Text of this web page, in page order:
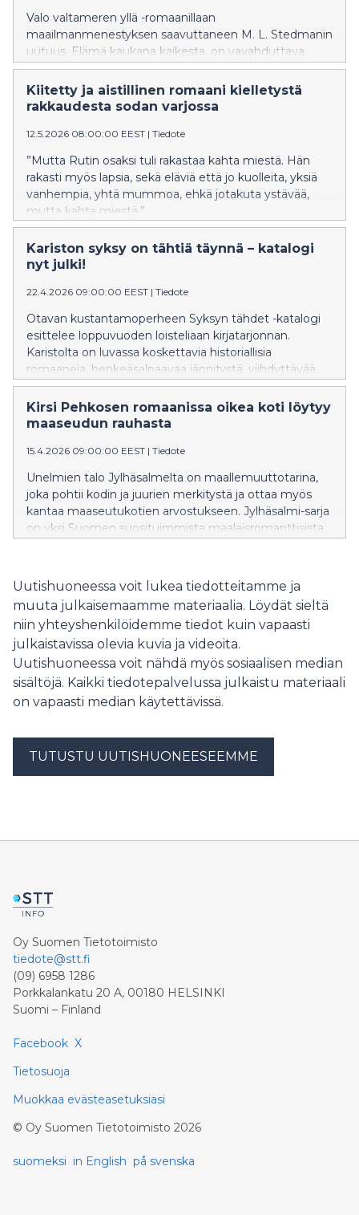
Valo valtameren yllä -romaanillaan
maailmanmenestyksen saavuttaneen M. L. Stedmanin
uutuus, Elämä kaukana kaikesta, on vavahduttava
historiallinen lukuromaani perheestä, tragediasta ja
suuresta rakkaudesta.
Kiitetty ja aistillinen romaani kielletystä
rakkaudesta sodan varjossa
12.5.2026 08:00:00 EEST | Tiedote
”Mutta Rutin osaksi tuli rakastaa kahta miestä. Hän
rakasti myös lapsia, sekä eläviä että jo kuolleita, yksiä
vanhempia, yhtä mummoa, ehkä jotakuta ystävää,
mutta kahta miestä.”
Kariston syksy on tähtiä täynnä – katalogi
nyt julki!
22.4.2026 09:00:00 EEST | Tiedote
Otavan kustantamoperheen Syksyn tähdet -katalogi
esittelee loppuvuoden loisteliaan kirjatarjonnan.
Karistolta on luvassa koskettavia historiallisia
romaaneja, henkeäsalpaavaa jännitystä, viihdyttävää
romantiikkaa ja viettelevää romantasiaa. Lasten- ja
nuortenkirjallisuudessa tutut, rakastetut sarjat jatkuvat.
Kirsi Pehkosen romaanissa oikea koti löytyy
maaseudun rauhasta
15.4.2026 09:00:00 EEST | Tiedote
Unelmien talo Jylhäsalmelta on maallemuuttotarina,
joka pohtii kodin ja juurien merkitystä ja ottaa myös
kantaa maaseutukotien arvostukseen. Jylhäsalmi-sarja
on yksi Suomen suosituimmista maalaisromanttisista
Uutishuoneessa voit lukea tiedotteitamme ja
muuta julkaisemaamme materiaalia. Löydät sieltä
niin yhteyshenkilöidemme tiedot kuin vapaasti
julkaistavissa olevia kuvia ja videoita.
Uutishuoneessa voit nähdä myös sosiaalisen median
sisältöjä. Kaikki tiedotepalvelussa julkaistu materiaali
on vapaasti median käytettävissä.
TUTUSTU UUTISHUONEESEEMME
Oy Suomen Tietotoimisto
tiedote@stt.fi
(09) 6958 1286
Porkkalankatu 20 A, 00180 HELSINKI
Suomi – Finland
Facebook X
Tietosuoja
Muokkaa evästeasetuksiasi
© Oy Suomen Tietotoimisto 2026
suomeksi in English på svenska